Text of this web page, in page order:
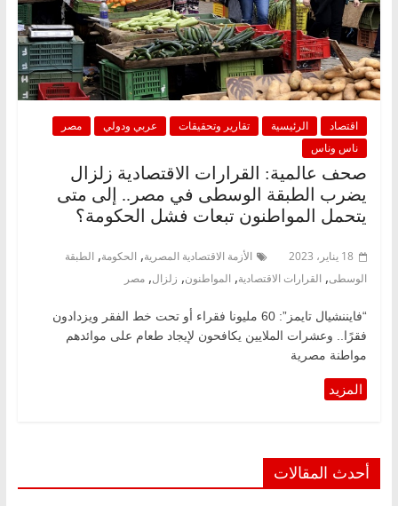
اقتصاد الرئيسية تقارير وتحقيقات عربي ودولي
مصر
ناس وناس
صحف عالمية: القرارات الاقتصادية زلزال
يضرب الطبقة الوسطى في مصر.. إلى متى
يتحمل المواطنون تبعات فشل الحكومة؟
18 يناير، 2023 الأزمة الاقتصادية المصرية, الحكومة, الطبقة
الوسطى, القرارات الاقتصادية, المواطنون, زلزال, مصر
“فايننشيال تايمز”: 60 مليونا فقراء أو تحت خط الفقر ويزدادون
فقرًا.. وعشرات الملايين يكافحون لإيجاد طعام على موائدهم
مواطنة مصرية
أحدث المقالات